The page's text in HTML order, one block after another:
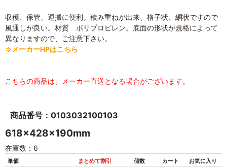
収穫、保管、運搬に便利。積み重ねが出来、格子状、網状ですので
風通しが良い。材質 ポリプロピレン。底面の形状が規格によって
異なりますので、ご注意下さい。
⇒メーカーHPはこちら
こちらの商品は、メーカー直送となる場合がございます。
商品番号：0103032100103
618×428×190mm
在庫数：6
単価 まとめて割引 個数 カート お気に入り